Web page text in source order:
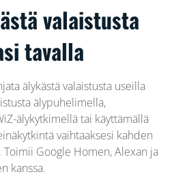
valaistusta
tavalla
älykästä valaistusta useilla
älypuhelimella,
älykytkimellä tai käyttämällä
vaihtaaksesi kahden
Google Homen, Alexan ja
kanssa.